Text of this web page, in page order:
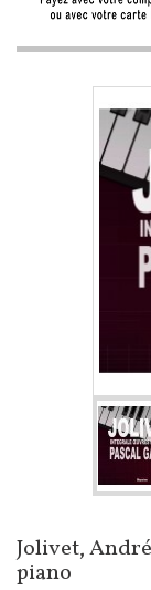
Jolivet,
piano